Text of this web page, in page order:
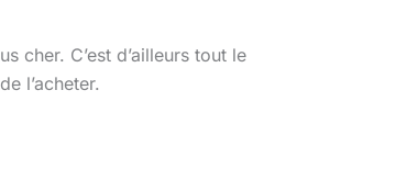
cher. C’est d’ailleurs tout le
l’acheter.